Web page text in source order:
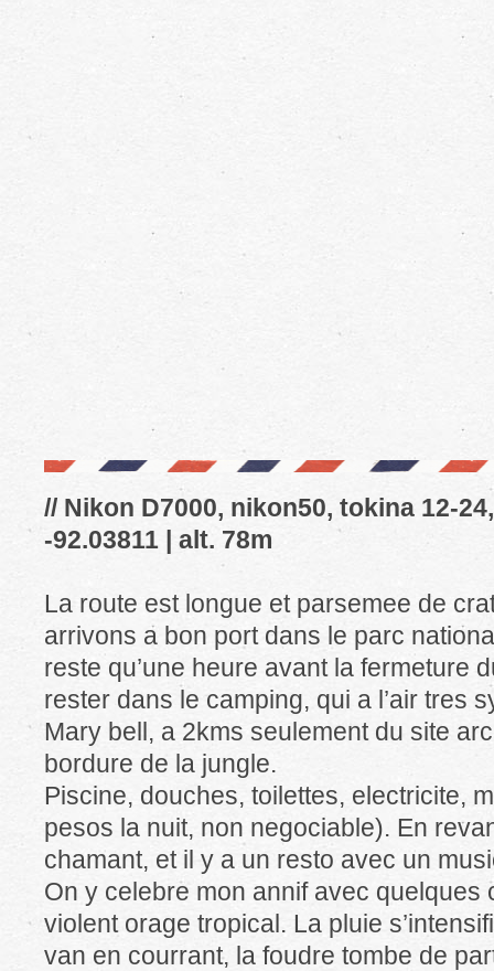
// Nikon D7000, nikon50, tokina 12-
-92.03811 | alt. 78m
La route est longue et parsemee de
arrivons a bon port dans le parc
reste qu’une heure avant la fermeture
rester dans le camping, qui a l’air tres
Mary bell, a 2kms seulement du site
bordure de la jungle.
Piscine, douches, toilettes, electricite,
pesos la nuit, non negociable). En
chamant, et il y a un resto avec un
On y celebre mon annif avec quelques
violent orage tropical. La pluie
van en courrant, la foudre tombe de